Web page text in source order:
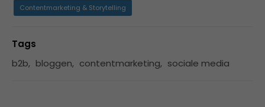
Contentmarketing & Storytelling
Tags
b2b, bloggen, contentmarketing, sociale media